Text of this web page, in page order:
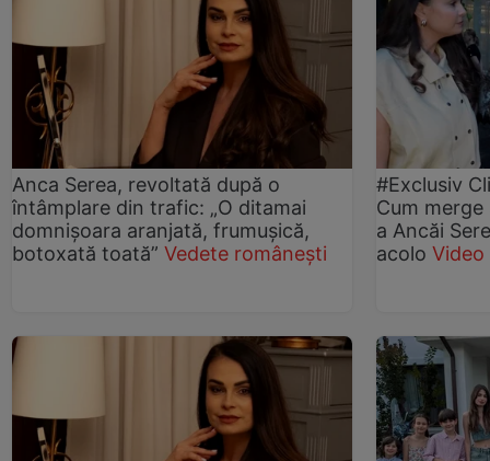
Anca Serea, revoltată după o
întâmplare din trafic: „O ditamai
domnișoara aranjată, frumușică,
botoxată toată” Vedete românești
#Exclusiv
Cum
a Ancăi
acolo Video